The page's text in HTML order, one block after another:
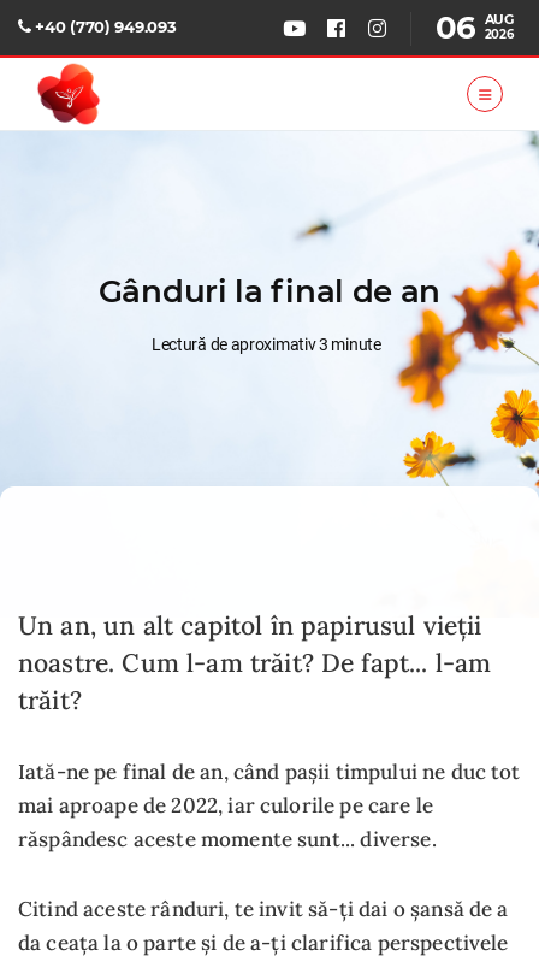
+40 (770) 949.093 06 AUG
2026
Gânduri la final de an
Lectură de aproximativ 3 minute
Un an, un alt capitol în papirusul vieții
noastre. Cum l-am trăit? De fapt... l-am
trăit?
Iată-ne pe final de an, când pașii timpului ne duc tot
mai aproape de 2022, iar culorile pe care le
răspândesc aceste momente sunt... diverse.
Citind aceste rânduri, te invit să-ți dai o șansă de a
da ceața la o parte și de a-ți clarifica perspectivele